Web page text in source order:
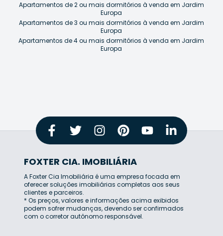
Apartamentos de 2 ou mais dormitórios à venda em Jardim
Europa
Apartamentos de 3 ou mais dormitórios à venda em Jardim
Europa
Apartamentos de 4 ou mais dormitórios à venda em Jardim
Europa
FOXTER CIA. IMOBILIÁRIA
A Foxter Cia Imobiliária é uma empresa focada em
oferecer soluções imobiliárias completas aos seus
clientes e parceiros.
* Os preços, valores e informações acima exibidos
podem sofrer mudanças, devendo ser confirmados
com o corretor autônomo responsável.